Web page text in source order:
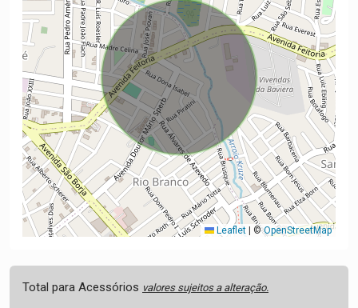
Leaflet | ©OpenStreetMap
Total para Acessórios valores sujeitos a alteração.